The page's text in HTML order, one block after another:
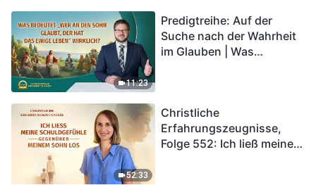
11:23
Predigtreihe: Auf der
Suche nach der Wahrheit
im Glauben | Was
52:33
Christliche
Erfahrungszeugnisse,
Folge 552: Ich ließ meine